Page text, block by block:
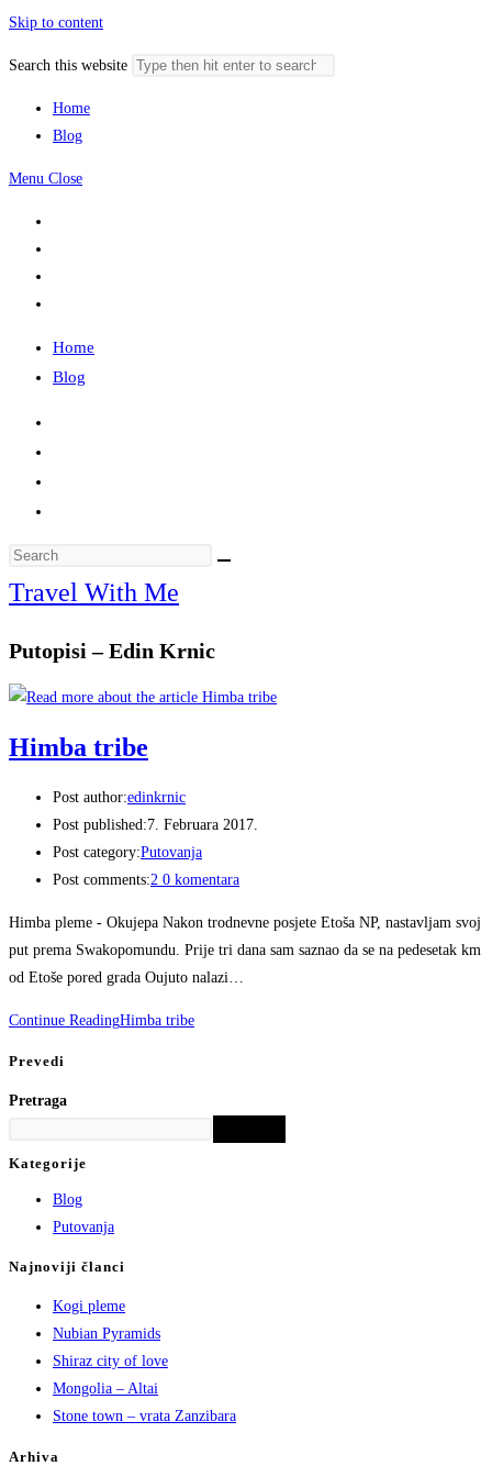
Skip to content
Search this website
Home
Blog
Menu Close
Home
Blog
Travel With Me
Putopisi – Edin Krnic
Himba tribe
Post author:edinkrnic
Post published:7. Februara 2017.
Post category:Putovanja
Post comments:2 0 komentara
Himba pleme - Okujepa Nakon trodnevne posjete Etoša NP, nastavljam svoj
put prema Swakopomundu. Prije tri dana sam saznao da se na pedesetak km
od Etoše pored grada Oujuto nalazi…
Continue ReadingHimba tribe
Prevedi
Pretraga
Kategorije
Blog
Putovanja
Najnoviji članci
Kogi pleme
Nubian Pyramids
Shiraz city of love
Mongolia – Altai
Stone town – vrata Zanzibara
Arhiva